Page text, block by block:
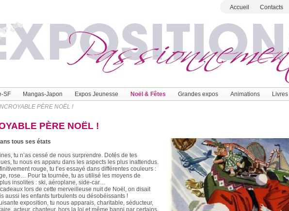
Accueil Contacts
SF Mangas-Japon Expos Jeunesse Noël & Fêtes Grandes expos Animations Livres
PÈRE NOËL !
PÈRE NOËL !
tous ses états
tu n’as cessé de nous surprendre. Dotés de tes
tu nous es apparu dans les aspects les plus inattendus.
rouge, tu t’es essayé dans différentes couleurs :
rose… Pour ta tournée, tu as utilisé les moyens de
insolites : ski, aéroplane, side-car…
lors de cette merveilleuse nuit de Noël, on disait
aussi les enfants turbulents ou désobéissants !
exposition, tu nous apparais, charitable, séducteur,
acteur, chanteur, hors la loi et même banni par certains.